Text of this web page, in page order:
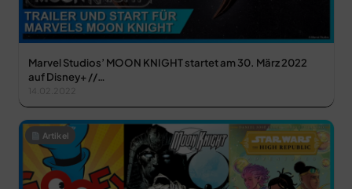
Marvel Studios’ MOON KNIGHT startet am 30. März 2022
auf Disney+ //…
Artikel